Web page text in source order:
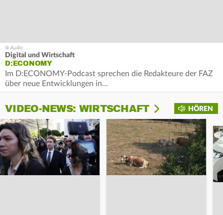
Digital und Wirtschaft
D:ECONOMY
Im D:ECONOMY-Podcast sprechen die Redakteure der FAZ
über neue Entwicklungen in…
HÖREN
VIDEO-NEWS: WIRTSCHAFT